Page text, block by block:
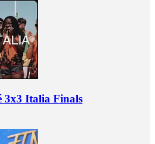
3x3 Italia Finals